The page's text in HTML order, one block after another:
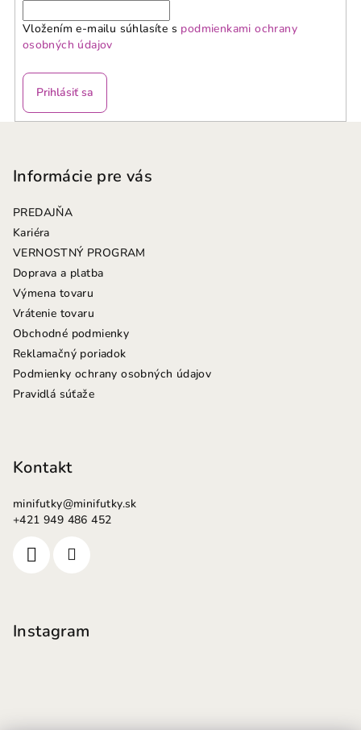
Vložením e-mailu súhlasíte s podmienkami ochrany
osobných údajov
Prihlásiť sa
Informácie pre vás
PREDAJŇA
Kariéra
VERNOSTNÝ PROGRAM
Doprava a platba
Výmena tovaru
Vrátenie tovaru
Obchodné podmienky
Reklamačný poriadok
Podmienky ochrany osobných údajov
Pravidlá súťaže
Kontakt
minifutky@minifutky.sk
+421 949 486 452
Instagram